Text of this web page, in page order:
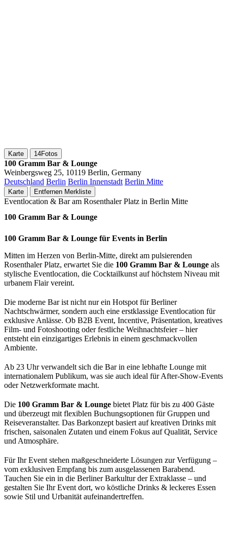
Karte 14Fotos
100 Gramm Bar & Lounge
Weinbergsweg 25, 10119 Berlin, Germany
Deutschland Berlin Berlin Innenstadt Berlin Mitte
Karte Entfernen Merkliste
Eventlocation & Bar am Rosenthaler Platz in Berlin Mitte
100 Gramm Bar & Lounge
100 Gramm Bar & Lounge für Events in Berlin
Mitten im Herzen von Berlin-Mitte, direkt am pulsierenden
Rosenthaler Platz, erwartet Sie die 100 Gramm Bar & Lounge als
stylische Eventlocation, die Cocktailkunst auf höchstem Niveau mit
urbanem Flair vereint.
Die moderne Bar ist nicht nur ein Hotspot für Berliner
Nachtschwärmer, sondern auch eine erstklassige Eventlocation für
exklusive Anlässe. Ob B2B Event, Incentive, Präsentation, kreatives
Film- und Fotoshooting oder festliche Weihnachtsfeier – hier
entsteht ein einzigartiges Erlebnis in einem geschmackvollen
Ambiente.
Ab 23 Uhr verwandelt sich die Bar in eine lebhafte Lounge mit
internationalem Publikum, was sie auch ideal für After-Show-Events
oder Netzwerkformate macht.
Die 100 Gramm Bar & Lounge bietet Platz für bis zu 400 Gäste
und überzeugt mit flexiblen Buchungsoptionen für Gruppen und
Reiseveranstalter. Das Barkonzept basiert auf kreativen Drinks mit
frischen, saisonalen Zutaten und einem Fokus auf Qualität, Service
und Atmosphäre.
Für Ihr Event stehen maßgeschneiderte Lösungen zur Verfügung –
vom exklusiven Empfang bis zum ausgelassenen Barabend.
Tauchen Sie ein in die Berliner Barkultur der Extraklasse – und
gestalten Sie Ihr Event dort, wo köstliche Drinks & leckeres Essen
sowie Stil und Urbanität aufeinandertreffen.